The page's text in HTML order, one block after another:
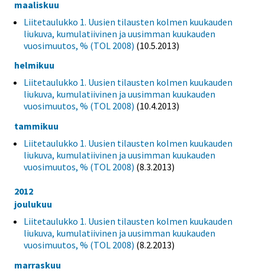
maaliskuu
Liitetaulukko 1. Uusien tilausten kolmen kuukauden
liukuva, kumulatiivinen ja uusimman kuukauden
vuosimuutos, % (TOL 2008) (10.5.2013)
helmikuu
Liitetaulukko 1. Uusien tilausten kolmen kuukauden
liukuva, kumulatiivinen ja uusimman kuukauden
vuosimuutos, % (TOL 2008) (10.4.2013)
tammikuu
Liitetaulukko 1. Uusien tilausten kolmen kuukauden
liukuva, kumulatiivinen ja uusimman kuukauden
vuosimuutos, % (TOL 2008) (8.3.2013)
2012
joulukuu
Liitetaulukko 1. Uusien tilausten kolmen kuukauden
liukuva, kumulatiivinen ja uusimman kuukauden
vuosimuutos, % (TOL 2008) (8.2.2013)
marraskuu